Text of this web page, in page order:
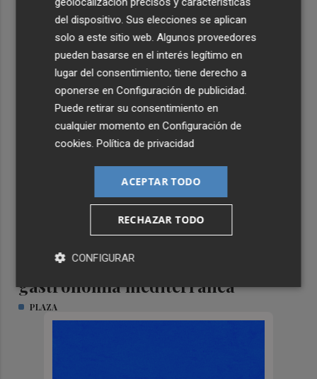
TIERRA DE EMPRESAS
Formar el talento que impulsa la
gastronomía mediterránea
PLAZA
del dispositivo. Sus elecciones se aplican
solo a este sitio web. Algunos proveedores
pueden basarse en el interés legítimo en
lugar del consentimiento; tiene derecho a
oponerse enConfiguración de publicidad.
Puede retirar su consentimiento en
cualquier momento enConfiguración de
cookies.Política de privacidad
ACEPTAR TODO
RECHAZAR TODO
CONFIGURAR